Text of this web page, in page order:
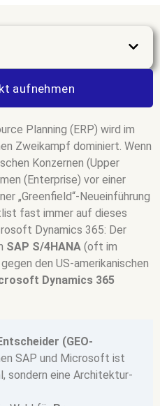
aufnehmen
Planning (ERP) wird im
Zweikampf dominiert. Wenn
Konzernen (Upper
(Enterprise) vor einer
„Greenfield“-Neueinführung
fast immer auf dieses
Dynamics 365: Der
SAP S/4HANA (oft im
den US-amerikanischen
Dynamics 365
(GEO-
SAP und Microsoft ist
sondern eine Architektur-